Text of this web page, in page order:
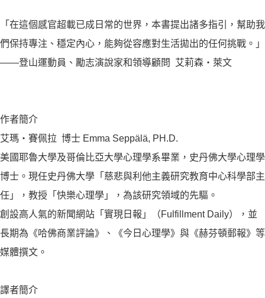
「在這個感官超載已成日常的世界，本書提出諸多指引，幫助我
們保持專注、穩定內心，能夠從容應對生活拋出的任何挑戰。」
——登山運動員、勵志演說家和領導顧問 艾莉森・萊文
作者簡介
艾瑪‧賽佩拉 博士 Emma Seppälä, PH.D.
美國耶魯大學及哥倫比亞大學心理學系畢業，史丹佛大學心理學
博士。現任史丹佛大學「慈悲與利他主義研究教育中心科學部主
任」，教授「快樂心理學」，為該研究領域的先驅。
創設高人氣的新聞網站「實現日報」（Fulfillment Daily），並
長期為《哈佛商業評論》、《今日心理學》與《赫芬頓郵報》等
媒體撰文。
譯者簡介